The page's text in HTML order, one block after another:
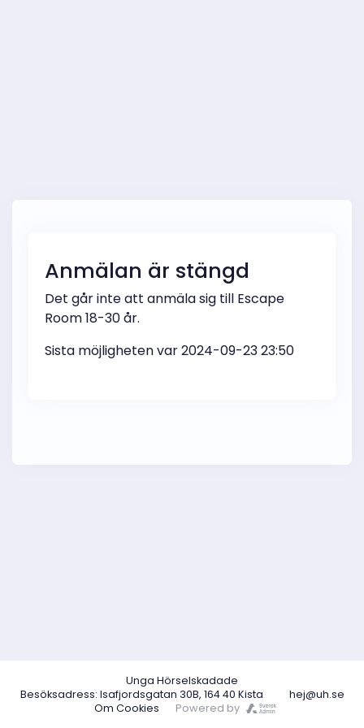
Anmälan är stängd
Det går inte att anmäla sig till Escape
Room 18-30 år.
Sista möjligheten var 2024-09-23 23:50
Om Cookies Powered by
Unga Hörselskadade
Besöksadress: Isafjordsgatan 30B, 164 40 Kista
hej@uh.se